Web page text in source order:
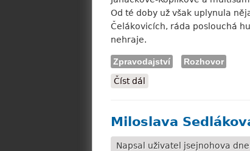
Od té doby už však uplynula
Čelákovicích, ráda poslouchá
nehraje.
Zpravodajství
Rozhovor
Číst dál
Miloslava
Napsal uživatel jsejnohova